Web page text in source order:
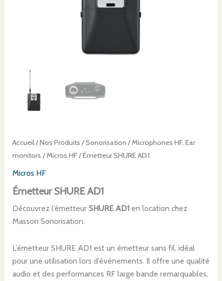
Accueil/Nos Produits /Sonorisation /Microphones HF, Ear
monitors /Micros HF/ Émetteur SHURE AD1
Micros HF
Émetteur SHURE AD1
Découvrez l’émetteurSHURE AD1 en location chez
Masson Sonorisation.
L’émetteur SHURE AD1 est un émetteur sans fil, idéal
pour une utilisation lors d’événements. Il offre une qualité
audio et des performances RF large bande remarquables,